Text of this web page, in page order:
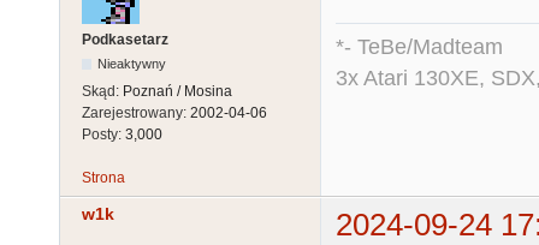
Podkasetarz
Nieaktywny
Skąd: Poznań / Mosina
Zarejestrowany: 2002-04-06
Posty: 3,000
*- TeBe/Madteam
3x Atari 130XE,
Strona
w1k
2024-09-24